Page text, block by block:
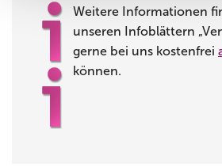
Weitere Informationen
unseren Infoblättern
gerne bei uns kostenfrei
können.